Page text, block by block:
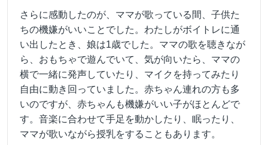
さらに感動したのが、ママが歌っている間、子供た
ちの機嫌がいいことでした。わたしがボイトレに通
い出したとき、娘は1歳でした。ママの歌を聴きなが
ら、おもちゃで遊んでいて、気が向いたら、ママの
横で一緒に発声していたり、マイクを持ってみたり
自由に動き回っていました。赤ちゃん連れの方も多
いのですが、赤ちゃんも機嫌がいい子がほとんどで
す。音楽に合わせて手足を動かしたり、眠ったり、
ママが歌いながら授乳をすることもあります。